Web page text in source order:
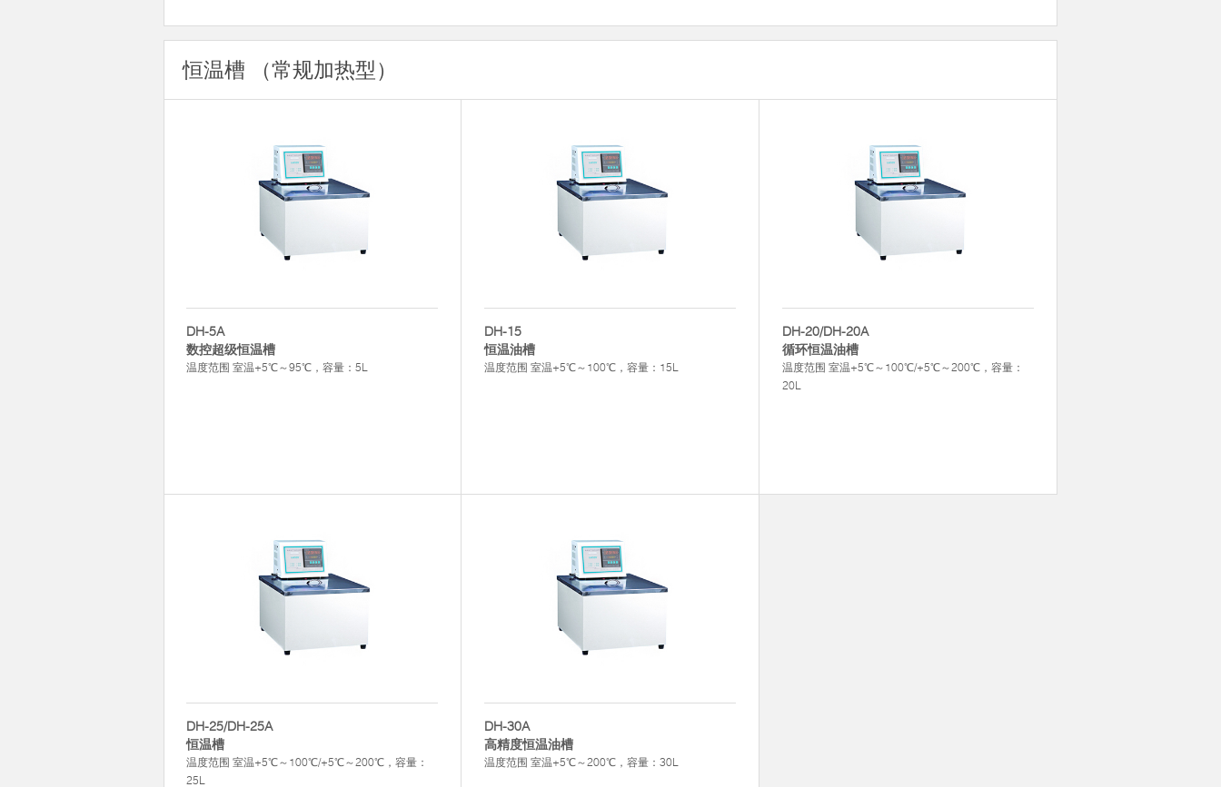
恒温槽 （常规加热型）
DH-5A
数控超级恒温槽
温度范围 室温+5℃～95℃，容量：5L
DH-15
恒温油槽
温度范围 室温+5℃～100℃，容量：15L
DH-20/DH-20A
循环恒温油槽
温度范围 室温+5℃～100℃/+5℃～200℃，容量：
20L
DH-25/DH-25A
恒温槽
温度范围 室温+5℃～100℃/+5℃～200℃，容量：
25L
DH-30A
高精度恒温油槽
温度范围 室温+5℃～200℃，容量：30L